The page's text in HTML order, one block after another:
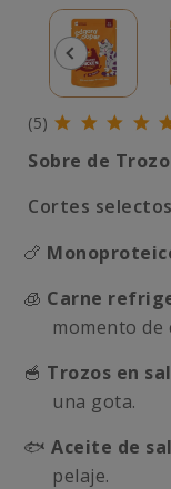
(5)
Sobre de
Cortes
🍗
🧊 Carne
momento de
🥣 Trozos en
una gota.
🐟 Aceite de
pelaje.